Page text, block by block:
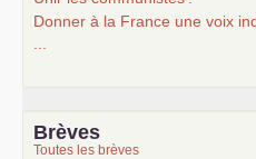
Donner à la France une voix
Brèves
Toutes les brèves